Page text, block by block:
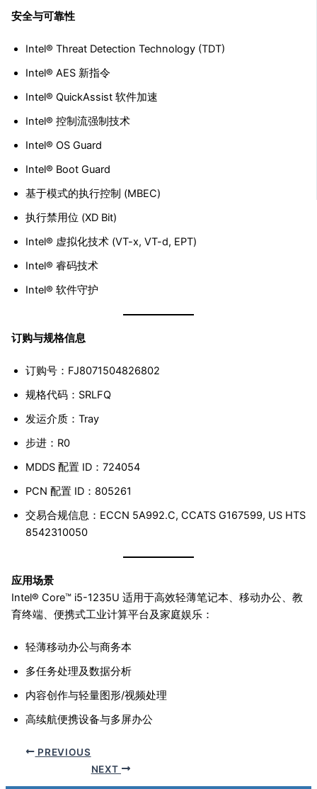
安全与可靠性
Intel® Threat Detection Technology (TDT)
Intel® AES 新指令
Intel® QuickAssist 软件加速
Intel® 控制流强制技术
Intel® OS Guard
Intel® Boot Guard
基于模式的执行控制 (MBEC)
执行禁用位 (XD Bit)
Intel® 虚拟化技术 (VT-x, VT-d, EPT)
Intel® 睿码技术
Intel® 软件守护
订购与规格信息
订购号：FJ8071504826802
规格代码：SRLFQ
发运介质：Tray
步进：R0
MDDS 配置 ID：724054
PCN 配置 ID：805261
交易合规信息：ECCN 5A992.C, CCATS G167599, US HTS
8542310050
应用场景
Intel® Core™ i5-1235U 适用于高效轻薄笔记本、移动办公、教
育终端、便携式工业计算平台及家庭娱乐：
轻薄移动办公与商务本
多任务处理及数据分析
内容创作与轻量图形/视频处理
高续航便携设备与多屏办公
PREVIOUS
NEXT